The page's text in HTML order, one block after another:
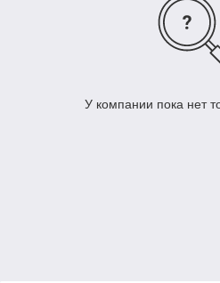
У компании пока нет